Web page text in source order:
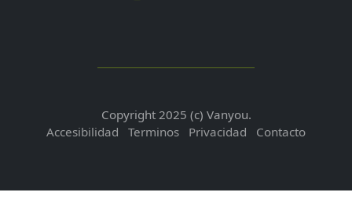
Copyright 2025 (c) Vanyou.
Accesibilidad
Terminos Privacidad Contacto